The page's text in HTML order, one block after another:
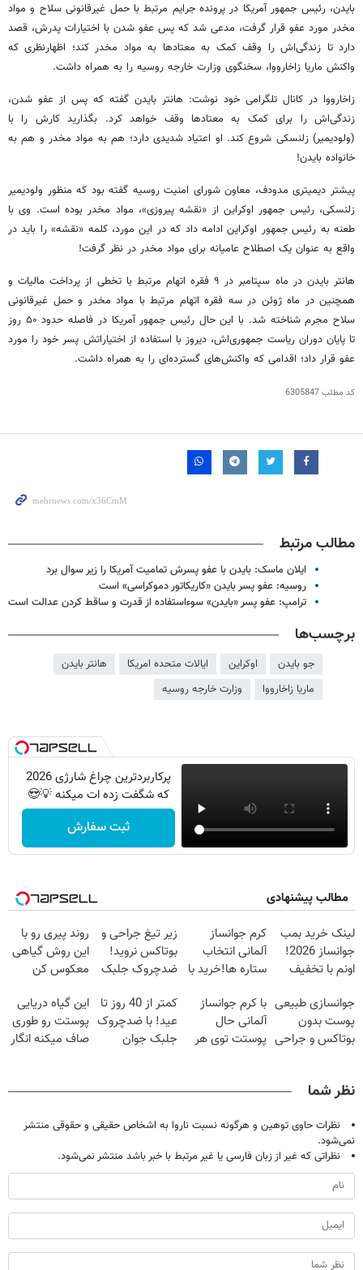
بایدن، رئیس جمهور آمریکا در پرونده جرایم مرتبط با حمل غیرقانونی سلاح و مواد
مخدر مورد عفو قرار گرفت، مدعی شد که پس عفو شدن با اختیارات پدرش، قصد
دارد تا زندگی‌اش را وقف کمک به معتادها به مواد مخدر کند؛ اظهارنظری که
واکنش ماریا زاخارووا، سخنگوی وزارت خارجه روسیه را به همراه داشت.
زاخارووا در کانال تلگرامی خود نوشت: هانتر بایدن گفته که پس از عفو شدن،
زندگی‌اش را برای کمک به معتادها وقف خواهد کرد. بگذارید کارش را با
(ولودیمیر) زلنسکی شروع کند. او اعتیاد شدیدی دارد؛ هم به مواد مخدر و هم به
خانواده بایدن!
پیشتر دیمیتری مدودف، معاون شورای امنیت روسیه گفته بود که منظور ولودیمیر
زلنسکی، رئیس جمهور اوکراین از «نقشه پیروزی»، مواد مخدر بوده است. وی با
طعنه به رئیس جمهور اوکراین ادامه داد که در این مورد، کلمه «نقشه» را باید در
واقع به عنوان یک اصطلاح عامیانه برای مواد مخدر در نظر گرفت!
هانتر بایدن در ماه سپتامبر در ۹ فقره اتهام مرتبط با تخطی از پرداخت مالیات و
همچنین در ماه ژوئن در سه فقره اتهام مرتبط با مواد مخدر و حمل غیرقانونی
سلاح مجرم شناخته شد. با این حال رئیس جمهور آمریکا در فاصله حدود ۵۰ روز
تا پایان دوران ریاست جمهوری‌اش، دیروز با استفاده از اختیاراتش پسر خود را مورد
عفو قرار داد؛ اقدامی که واکنش‌های گسترده‌ای را به همراه داشت.
کد مطلب6305847
مطالب مرتبط
ایلان ماسک: بایدن با عفو پسرش تمامیت آمریکا را زیر سوال برد
روسیه: عفو پسر بایدن «کاریکاتور دموکراسی» است
ترامپ: عفو پسر «بایدن» سوءاستفاده از قدرت و ساقط کردن عدالت است
برچسب‌ها
جو بایدن اوکراین ایالات متحده امریکا
هانتر بایدن
ماریا زاخارووا
وزارت خارجه روسیه
پرکاربردترین چراغ شارژی 2026
که شگفت زده ات میکنه 💡😍
ثبت سفارش
مطالب پیشنهادی
لینک خرید بمب
جوانساز 2026!
اونم با تخفیف
کرم جوانساز
آلمانی انتخاب
ستاره ها!خرید با
زیر تیغ جراحی و
بوتاکس نروید!
ضدچروک جلبک
روند پیری رو با
این روش گیاهی
معکوس کن
جوانسازی طبیعی
پوست بدون
بوتاکس و جراحی
با کرم جوانساز
آلمانی حال
پوستت توی هر
کمتر از 40 روز تا
عید! با ضدچروک
جلبک جوان
این گیاه دریایی
پوستت رو طوری
صاف میکنه انگار
نظر شما
نظرات حاوی توهین و هرگونه نسبت ناروا به اشخاص حقیقی و حقوقی منتشر
نمی‌شود.
نظراتی که غیر از زبان فارسی یا غیر مرتبط با خبر باشد منتشر نمی‌شود.